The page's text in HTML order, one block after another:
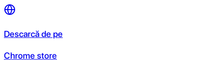
Descarcă de pe
Chrome store